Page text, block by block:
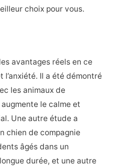
choix pour vous.
avantages réels en ce
l’anxiété. Il a été démontré
les animaux de
le calme et
Une autre étude a
chien de compagnie
âgés dans un
durée, et une autre